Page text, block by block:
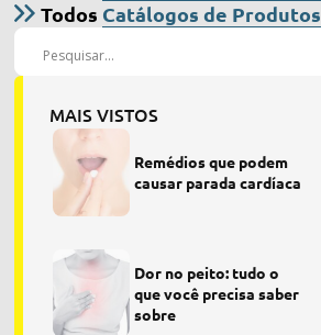
Todos Catálogos de Produtos
MAIS VISTOS
Remédios que podem
causar parada cardíaca
Dor no peito: tudo o
que você precisa saber
sobre